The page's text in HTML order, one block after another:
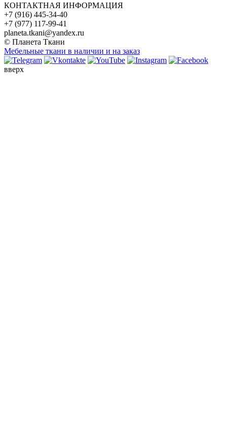
КОНТАКТНАЯ ИНФОРМАЦИЯ
+7 (916) 445-34-40
+7 (977) 117-99-41
planeta.tkani@yandex.ru
© Планета Ткани
Мебельные ткани в наличии и на заказ
вверх